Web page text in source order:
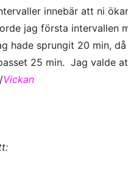
innebär att ni
jag första intervallen
hade sprungit 20 min,
25 min. Jag valde
Vickan